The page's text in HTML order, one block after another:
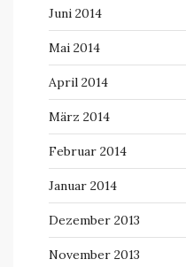
Juni 2014
Mai 2014
April 2014
März 2014
Februar 2014
Januar 2014
Dezember 2013
November 2013